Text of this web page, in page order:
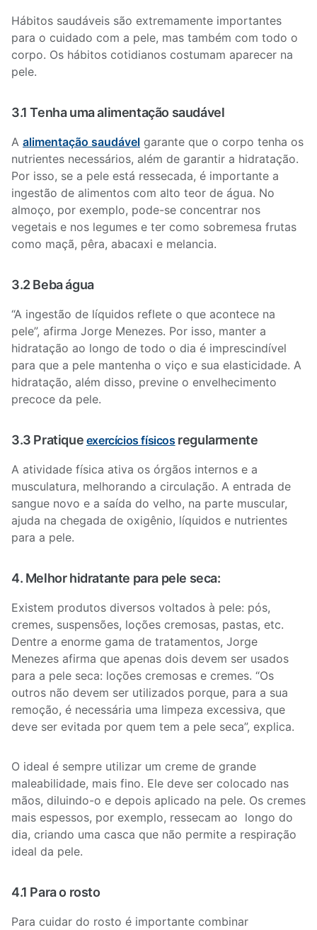
Hábitos saudáveis são extremamente importantes
para o cuidado com a pele, mas também com todo o
corpo. Os hábitos cotidianos costumam aparecer na
pele.
3.1 Tenha uma alimentação saudável
A alimentação saudável garante que o corpo tenha os
nutrientes necessários, além de garantir a hidratação.
Por isso, se a pele está ressecada, é importante a
ingestão de alimentos com alto teor de água. No
almoço, por exemplo, pode-se concentrar nos
vegetais e nos legumes e ter como sobremesa frutas
como maçã, pêra, abacaxi e melancia.
3.2 Beba água
“A ingestão de líquidos reflete o que acontece na
pele”, afirma Jorge Menezes. Por isso, manter a
hidratação ao longo de todo o dia é imprescindível
para que a pele mantenha o viço e sua elasticidade. A
hidratação, além disso, previne o envelhecimento
precoce da pele.
3.3 Pratique exercícios físicos regularmente
A atividade física ativa os órgãos internos e a
musculatura, melhorando a circulação. A entrada de
sangue novo e a saída do velho, na parte muscular,
ajuda na chegada de oxigênio, líquidos e nutrientes
para a pele.
4. Melhor hidratante para pele seca:
Existem produtos diversos voltados à pele: pós,
cremes, suspensões, loções cremosas, pastas, etc.
Dentre a enorme gama de tratamentos, Jorge
Menezes afirma que apenas dois devem ser usados
para a pele seca: loções cremosas e cremes. “Os
outros não devem ser utilizados porque, para a sua
remoção, é necessária uma limpeza excessiva, que
deve ser evitada por quem tem a pele seca”, explica.
O ideal é sempre utilizar um creme de grande
maleabilidade, mais fino. Ele deve ser colocado nas
mãos, diluindo-o e depois aplicado na pele. Os cremes
mais espessos, por exemplo, ressecam ao longo do
dia, criando uma casca que não permite a respiração
ideal da pele.
4.1 Para o rosto
Para cuidar do rosto é importante combinar